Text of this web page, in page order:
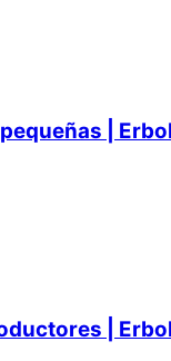
|
|